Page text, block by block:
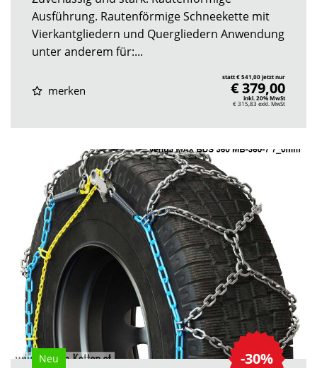
Ausführung. Rautenförmige Schneekette mit
Vierkantgliedern und Quergliedern Anwendung
unter anderem für:...
merken
statt € 541,00 jetzt nur
€ 379,00
inkl. 20% MwSt
€ 315,83 exkl. MwSt
-30%
Neu